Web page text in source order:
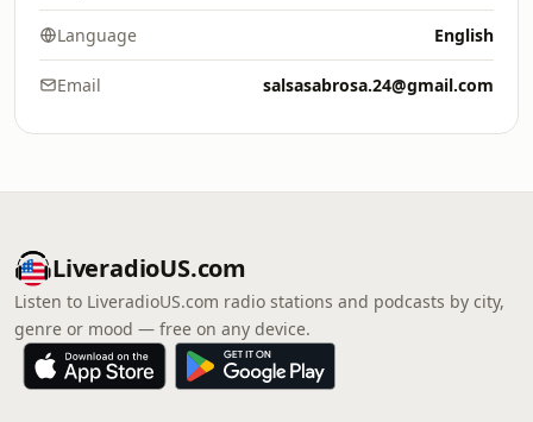
Language English
Email salsasabrosa.24@gmail.com
LiveradioUS.com
Listen to LiveradioUS.com radio stations and podcasts by city,
genre or mood — free on any device.